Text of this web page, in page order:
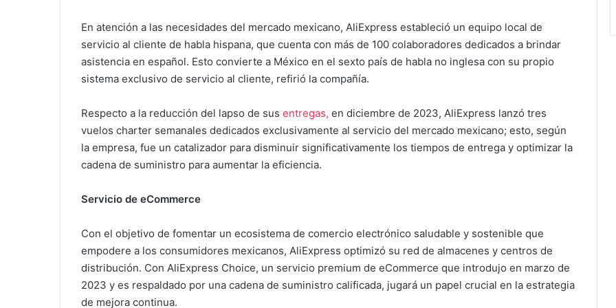
En atención a las necesidades del mercado mexicano, AliExpress estableció un equipo local de
servicio al cliente de habla hispana, que cuenta con más de 100 colaboradores dedicados a brindar
asistencia en español. Esto convierte a México en el sexto país de habla no inglesa con su propio
sistema exclusivo de servicio al cliente, refirió la compañía.
Respecto a la reducción del lapso de sus entregas, en diciembre de 2023, AliExpress lanzó tres
vuelos charter semanales dedicados exclusivamente al servicio del mercado mexicano; esto, según
la empresa, fue un catalizador para disminuir significativamente los tiempos de entrega y optimizar la
cadena de suministro para aumentar la eficiencia.
Servicio de eCommerce
Con el objetivo de fomentar un ecosistema de comercio electrónico saludable y sostenible que
empodere a los consumidores mexicanos, AliExpress optimizó su red de almacenes y centros de
distribución. Con AliExpress Choice, un servicio premium de eCommerce que introdujo en marzo de
2023 y es respaldado por una cadena de suministro calificada, jugará un papel crucial en la estrategia
de mejora continua.